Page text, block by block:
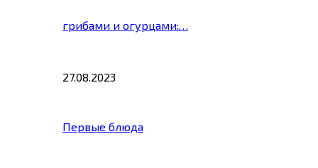
грибами и огурцами:…
27.08.2023
Первые блюда